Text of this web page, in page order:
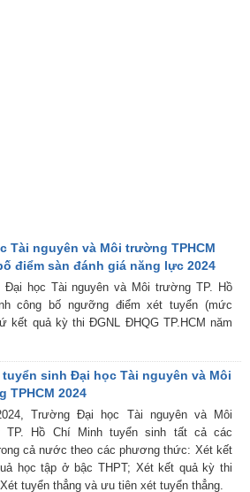
Tài nguyên và Môi trường TPHCM
điểm sàn đánh giá năng lực 2024
Đại học Tài nguyên và Môi trường TP. Hồ
công bố ngưỡng điểm xét tuyển (mức
kết quả kỳ thi ĐGNL ĐHQG TP.HCM năm
tuyển sinh Đại học Tài nguyên và Môi
TPHCM 2024
Trường Đại học Tài nguyên và Môi
TP. Hồ Chí Minh tuyển sinh tất cả các
cả nước theo các phương thức: Xét kết
học tập ở bậc THPT; Xét kết quả kỳ thi
tuyển thẳng và ưu tiên xét tuyển thẳng.